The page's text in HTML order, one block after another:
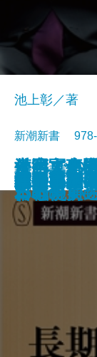
愛知県は
猫のいる
反復する
推したち
高野連
すべての
である
ヒトと音
星野源論
本とは何
知の本棚
池上彰／著
新潮新書
新書電子書籍あり
長期政権
外国人患
本の現実─
天皇への
コミュ力
台湾軍事
日戦争」
それでも
わせたい
漢字文化
日本の前
人生不案内
武器とし
運命まか